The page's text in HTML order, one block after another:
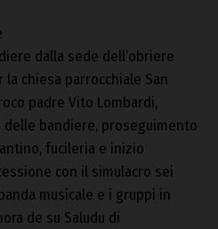
dalla sede dell’obriere
chiesa parrocchiale San
padre Vito Lombardi,
bandiere, proseguimento
fucileria e inizio
con il simulacro sei
musicale e i gruppi in
de su Saludu di